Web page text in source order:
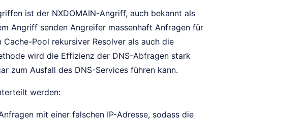
ist der NXDOMAIN-Angriff, auch bekannt als
Angriff senden Angreifer massenhaft Anfragen für
Pool rekursiver Resolver als auch die
wird die Effizienz der DNS-Abfragen stark
zum Ausfall des DNS-Services führen kann.
werden:
mit einer falschen IP-Adresse, sodass die